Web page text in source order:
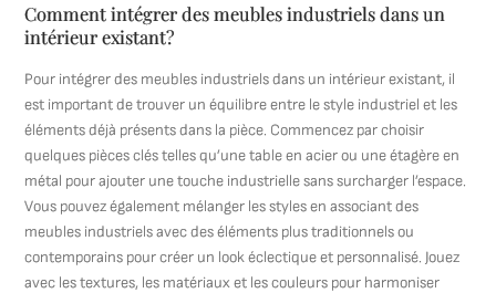
Comment intégrer des meubles industriels dans un
intérieur existant?
Pour intégrer des meubles industriels dans un intérieur existant, il
est important de trouver un équilibre entre le style industriel et les
éléments déjà présents dans la pièce. Commencez par choisir
quelques pièces clés telles qu’une table en acier ou une étagère en
métal pour ajouter une touche industrielle sans surcharger l’espace.
Vous pouvez également mélanger les styles en associant des
meubles industriels avec des éléments plus traditionnels ou
contemporains pour créer un look éclectique et personnalisé. Jouez
avec les textures, les matériaux et les couleurs pour harmoniser